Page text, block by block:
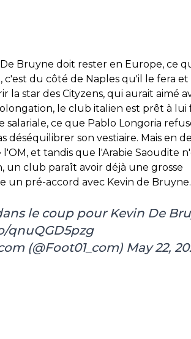
De Bruyne doit rester en Europe, ce
c'est du côté de Naples qu'il le fera et
la star des Cityzens, qui aurait aimé
le club italien est prêt à lui
salariale, ce que Pablo Longoria
déséquilibrer son vestiaire. Mais en
et tandis que l'Arabie Saoudite
un club paraît avoir déjà une grosse
un pré-accord avec Kevin de Bruyne.
le coup pour Kevin De
qnuQGD5pzg
(@Foot01_com) May 22,